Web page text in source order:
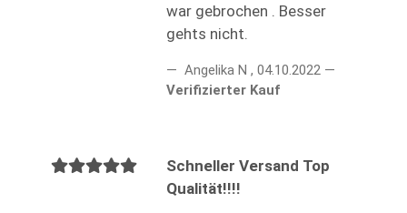
war gebrochen . Besser
gehts nicht.
Angelika N , 04.10.2022
Verifizierter Kauf
Schneller Versand Top
Qualität!!!!